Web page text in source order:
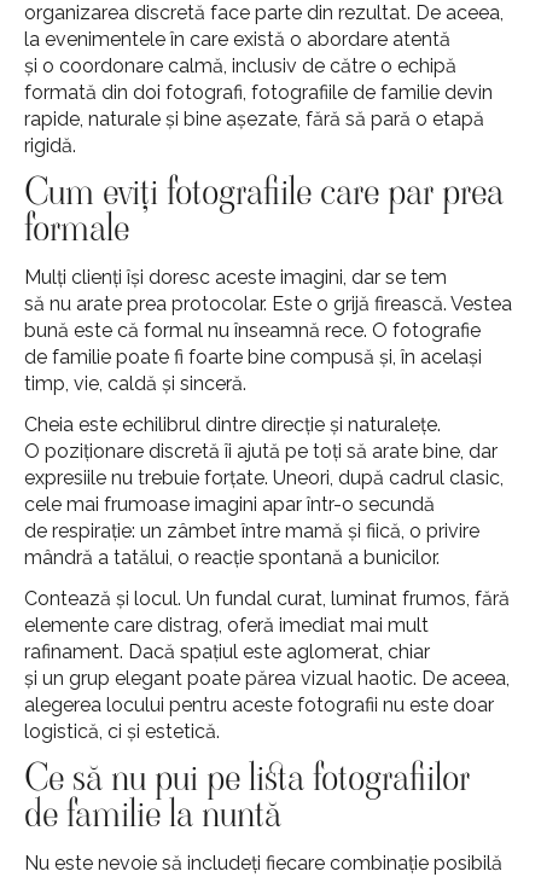
organizarea discretă face parte din rezultat. De aceea,
la evenimentele în care există o abordare atentă
și o coordonare calmă, inclusiv de către o echipă
formată din doi fotografi, fotografiile de familie devin
rapide, naturale și bine așezate, fără să pară o etapă
rigidă.
Cum eviți fotografiile care par prea
formale
Mulți clienți își doresc aceste imagini, dar se tem
să nu arate prea protocolar. Este o grijă firească. Vestea
bună este că formal nu înseamnă rece. O fotografie
de familie poate fi foarte bine compusă și, în același
timp, vie, caldă și sinceră.
Cheia este echilibrul dintre direcție și naturalețe.
O poziționare discretă îi ajută pe toți să arate bine, dar
expresiile nu trebuie forțate. Uneori, după cadrul clasic,
cele mai frumoase imagini apar într-o secundă
de respirație: un zâmbet între mamă și fiică, o privire
mândră a tatălui, o reacție spontană a bunicilor.
Contează și locul. Un fundal curat, luminat frumos, fără
elemente care distrag, oferă imediat mai mult
rafinament. Dacă spațiul este aglomerat, chiar
și un grup elegant poate părea vizual haotic. De aceea,
alegerea locului pentru aceste fotografii nu este doar
logistică, ci și estetică.
Ce să nu pui pe lista fotografiilor
de familie la nuntă
Nu este nevoie să includeți fiecare combinație posibilă